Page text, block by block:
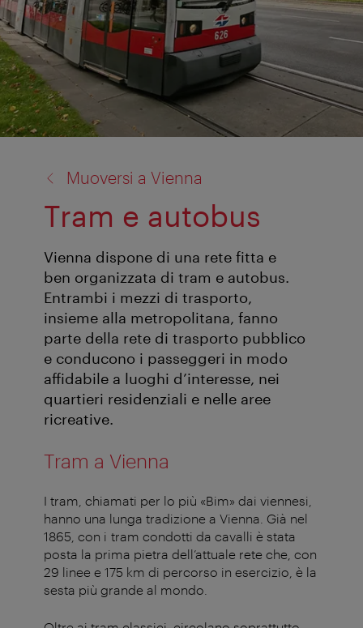
Muoversi a Vienna
Tram e autobus
Vienna dispone di una rete fitta e
ben organizzata di tram e autobus.
Entrambi i mezzi di trasporto,
insieme alla metropolitana, fanno
parte della rete di trasporto pubblico
e conducono i passeggeri in modo
affidabile a luoghi d’interesse, nei
quartieri residenziali e nelle aree
ricreative.
Tram a Vienna
I tram, chiamati per lo più «Bim» dai viennesi,
hanno una lunga tradizione a Vienna. Già nel
1865, con i tram condotti da cavalli è stata
posta la prima pietra dell’attuale rete che, con
29 linee e 175 km di percorso in esercizio, è la
sesta più grande al mondo.